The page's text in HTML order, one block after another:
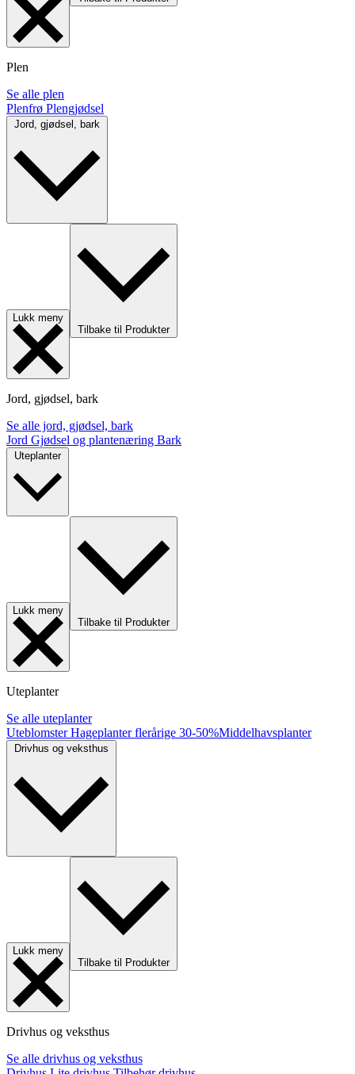
Plen
Se alle plen
Plenfrø Plengjødsel
Lukk meny
Tilbake til Produkter
Jord, gjødsel, bark
Se alle jord, gjødsel, bark
Jord Gjødsel og plantenæring Bark
Uteplanter
Lukk meny
Tilbake til Produkter
Uteplanter
Se alle uteplanter
UteblomsterHageplanter flerårige 30-50%Middelhavsplanter
Lukk meny
Tilbake til Produkter
Drivhus og veksthus
Se alle drivhus og veksthus